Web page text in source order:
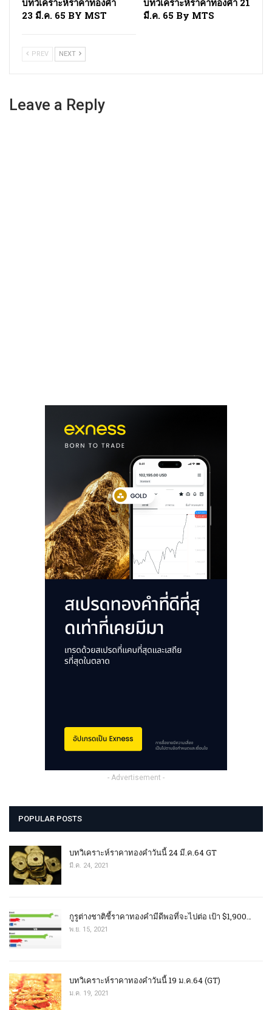
บทวิเคราะห์ราคาทองคํา
23 มี.ค. 65 BY MST
บทวิเคราะห์ราคาทองคำ 21
มี.ค. 65 By MTS
PREV NEXT
Leave a Reply
- Advertisement -
POPULAR POSTS
บทวิเคราะห์ราคาทองคำวันนี้ 24 มี.ค.64 GT
มี.ค. 24, 2021
กูรูต่างชาติชี้ราคาทองคำมีดีพอที่จะไปต่อ เป้า $1,900…
พ.ย. 15, 2021
บทวิเคราะห์ราคาทองคำวันนี้ 19 ม.ค.64 (GT)
ม.ค. 19, 2021